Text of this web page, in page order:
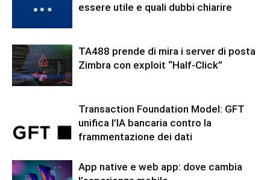
essere utile e quali dubbi chiarire
TA488 prende di mira i server di posta
Zimbra con exploit “Half-Click”
Transaction Foundation Model: GFT
unifica l’IA bancaria contro la
frammentazione dei dati
App native e web app: dove cambia